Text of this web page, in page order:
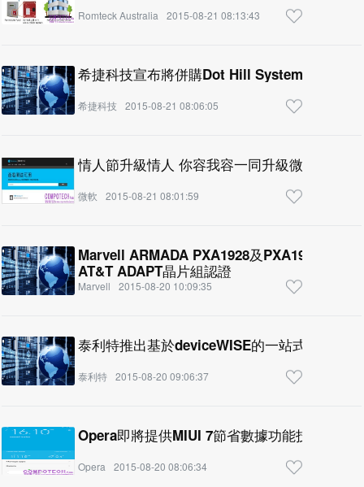
Romteck Australia 2015-08-21 08:13:43
希捷科技宣布將併購Dot Hill Systems
希捷科技 2015-08-21 08:06:05
情人節升級情人 你容我容一同升級微軟
微軟 2015-08-21 08:01:59
Marvell ARMADA PXA1928及PXA1908行動
AT&T ADAPT晶片組認證
Marvell 2015-08-20 10:09:35
泰利特推出基於deviceWISE的一站式雲端服務
泰利特 2015-08-20 09:06:37
Opera即將提供MIUI 7節省數據功能技術
Opera 2015-08-20 08:06:34